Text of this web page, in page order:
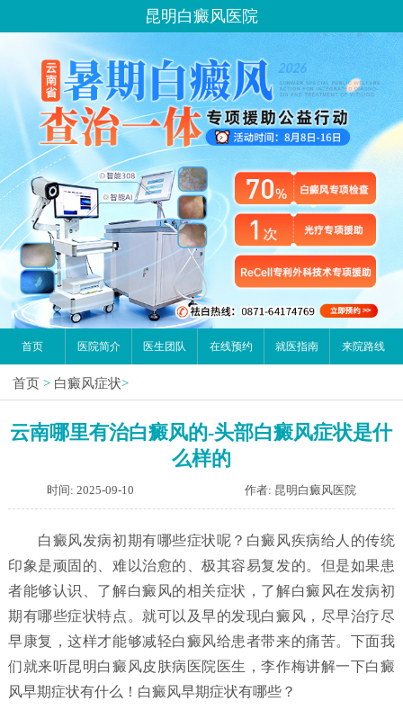
昆明白癜风医院
首页 医院简介 医生团队 在线预约 就医指南 来院路线
首页 > 白癜风症状>
云南哪里有治白癜风的-头部白癜风症状是什
么样的
时间: 2025-09-10 作者: 昆明白癜风医院
白癜风发病初期有哪些症状呢？ 白癜风疾病给人的传统
印象是顽固的、难以治愈的、极其容易复发的。但是如果患
者能够认识、了解白癜风的相关症状，了解白癜风在发病初
期有哪些症状特点。就可以及早的发现白癜风，尽早治疗尽
早康复，这样才能够减轻白癜风给患者带来的痛苦。下面我
们就来听昆明白癜风皮肤病医院医生，李作梅讲解一下白癜
风早期症状有什么！白癜风早期症状有哪些？
您好,这里是在线预约挂号平台！
请问你是有白斑、白癜风问题吗？